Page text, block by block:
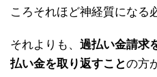
ころそれほど神経質になる
それよりも、 過払い金請求
払い金を取り返すことの方